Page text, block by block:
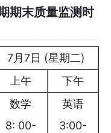
期末质量监测时
7月7日 (星期二)
上午 下午
数学
8: 00-
英语
3:00-